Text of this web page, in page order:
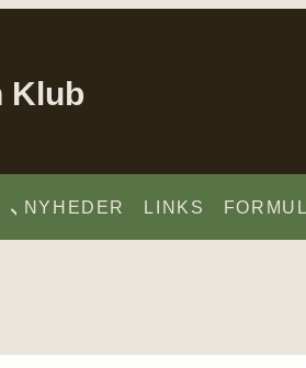
Klub
NYHEDER LINKS